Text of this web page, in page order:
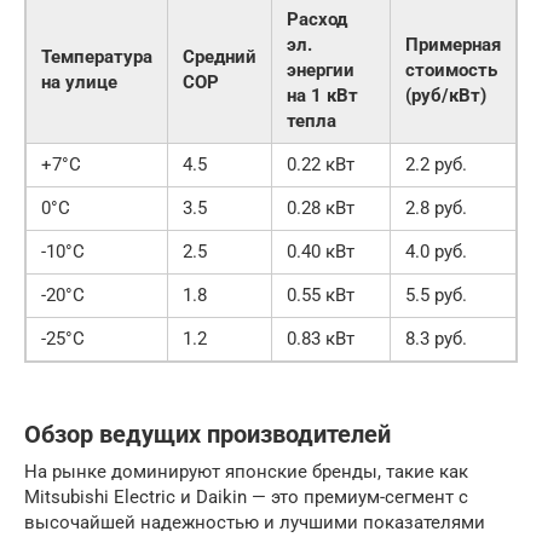
Температура
на улице
Средний
COP
Расход
эл.
энергии
на 1 кВт
тепла
Примерная
стоимость
(руб/кВт)
+7°C 4.5 0.22 кВт
2.2 руб.
0°C
3.5 0.28 кВт
2.8 руб.
-10°C
2.5 0.40 кВт
4.0 руб.
-20°C
1.8 0.55 кВт
5.5 руб.
-25°C
1.2 0.83 кВт 8.3 руб.
Обзор ведущих производителей
На рынке доминируют японские бренды, такие как
Mitsubishi Electric и Daikin — это премиум-сегмент с
высочайшей надежностью и лучшими показателями